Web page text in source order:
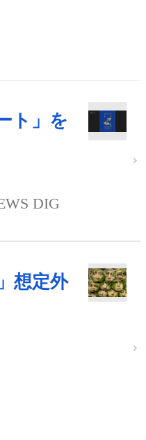
ト」を
DIG
想定外